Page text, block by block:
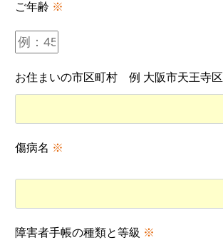
ご年齢 ※
お住まいの市区町村 例 大阪市天王寺区
傷病名 ※
障害者手帳の種類と等級 ※